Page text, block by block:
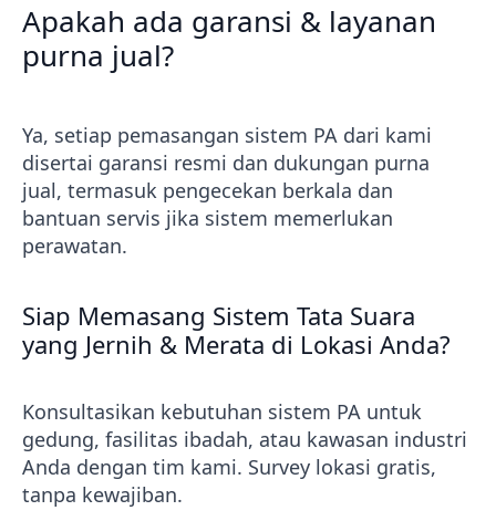
Apakah ada garansi & layanan
purna jual?
Ya, setiap pemasangan sistem PA dari kami
disertai garansi resmi dan dukungan purna
jual, termasuk pengecekan berkala dan
bantuan servis jika sistem memerlukan
perawatan.
Siap Memasang Sistem Tata Suara
yang Jernih & Merata di Lokasi Anda?
Konsultasikan kebutuhan sistem PA untuk
gedung, fasilitas ibadah, atau kawasan industri
Anda dengan tim kami. Survey lokasi gratis,
tanpa kewajiban.